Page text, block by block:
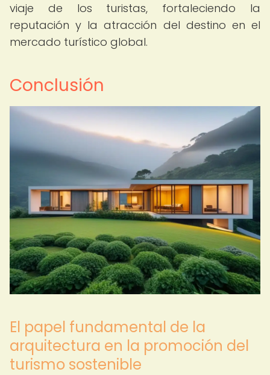
viaje de los turistas, fortaleciendo la
reputación y la atracción del destino en el
mercado turístico global.
Conclusión
El papel fundamental de la
arquitectura en la promoción del
turismo sostenible